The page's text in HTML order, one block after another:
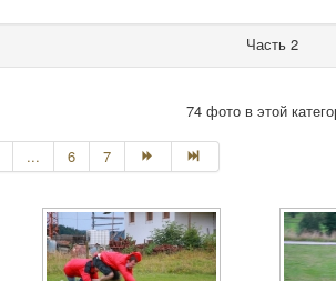
Часть 2
74 фото в этой
... 6 7